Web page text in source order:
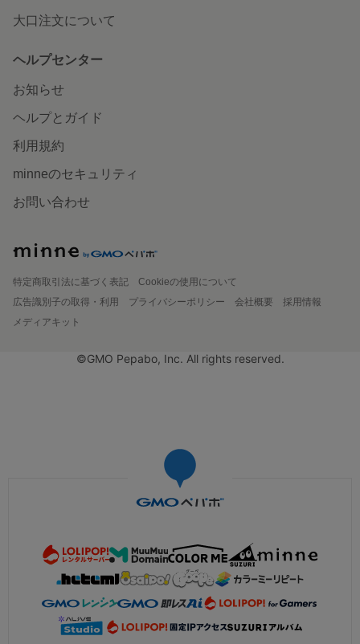
大口注文について
ヘルプセンター
お知らせ
ヘルプとガイド
利用規約
minneのセキュリティ
お問い合わせ
特定商取引法に基づく表記
Cookieの使用について
広告識別子の取得・利用
プライバシーポリシー 会社概要
採用情報
メディアキット
©GMO Pepabo, Inc. All rights reserved.